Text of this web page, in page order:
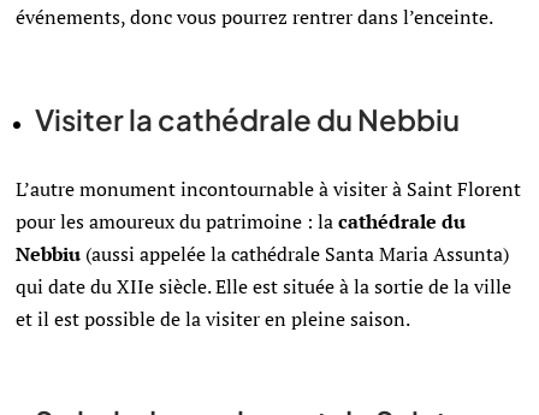
événements, donc vous pourrez rentrer dans l’enceinte.
Visiter la cathédrale du Nebbiu
L’autre monument incontournable à visiter à Saint Florent
pour les amoureux du patrimoine : lacathédrale du
Nebbiu (aussi appelée la cathédrale Santa Maria Assunta)
qui date du XIIe siècle. Elle est située à la sortie de la ville
et il est possible de la visiter en pleine saison.